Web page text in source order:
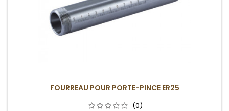
FOURREAU POUR PORTE-PINCE ER25
(0)